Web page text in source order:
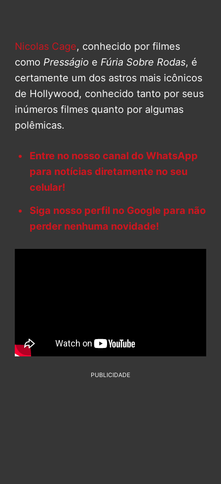
Nicolas Cage, conhecido por filmes
como Presságio e Fúria Sobre Rodas, é
certamente um dos astros mais icônicos
de Hollywood, conhecido tanto por seus
inúmeros filmes quanto por algumas
polêmicas.
Entre no nosso canal do WhatsApp
para notícias diretamente no seu
celular!
Siga nosso perfil no Google para não
perder nenhuma novidade!
PUBLICIDADE